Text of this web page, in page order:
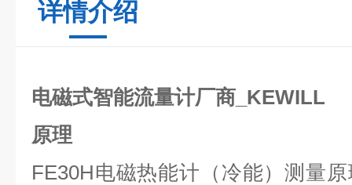
详情介绍
电磁式智能流量计厂商_KEWILL
原理
FE30H电磁热能计（冷能）测量